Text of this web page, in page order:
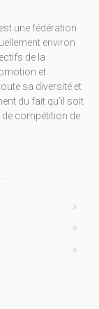
une fédération
environ
de la
et
sa diversité et
du fait qu’il soit
compétition de